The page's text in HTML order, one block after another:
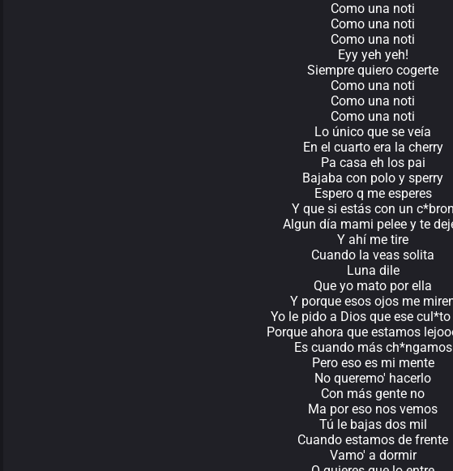
Como una noti
Como una noti
Como una noti
Eyy yeh yeh!
Siempre quiero cogerte
Como una noti
Como una noti
Como una noti
Lo único que se veía
En el cuarto era la cherry
Pa casa eh los pai
Bajaba con polo y sperry
Espero q me esperes
Y que si estás con un
Algun día mami pelee y te
Y ahí me tire
Cuando la veas solita
Luna dile
Que yo mato por ella
Y porque esos ojos me
Yo le pido a Dios que ese cul*to
Porque ahora que estamos
Es cuando más ch*ngamos
Pero eso es mi mente
No queremo' hacerlo
Con más gente no
Ma por eso nos vemos
Tú le bajas dos mil
Cuando estamos de frente
Vamo' a dormir